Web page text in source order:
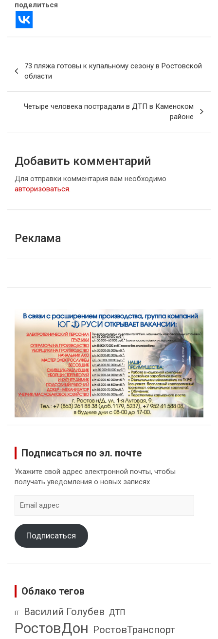
поделиться
по
записям
73 пляжа готовы к купальному сезону в Ростовской
области
Четыре человека пострадали в ДТП в Каменском
районе
Добавить комментарий
Для отправки комментария вам необходимо
авторизоваться.
Реклама
Подписаться по эл. почте
Укажите свой адрес электронной почты, чтобы
получать уведомления о новых записях
адрес
Подписаться
Облако тегов
IT Василий Голубев ДТП
РостовДон РостовТранспорт